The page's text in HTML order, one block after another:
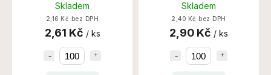
Skladem
2,16 Kč bez DPH
2,61 Kč / ks
Skladem
2,40 Kč bez DPH
2,90 Kč / ks